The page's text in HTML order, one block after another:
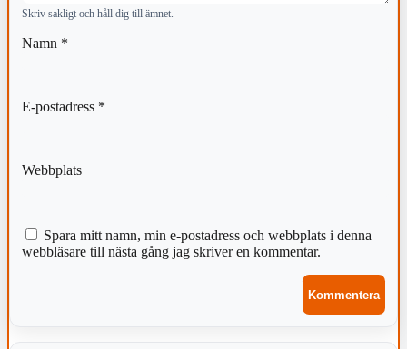
Skriv sakligt och håll dig till ämnet.
Namn *
E-postadress *
Webbplats
Spara mitt namn, min e-postadress och webbplats i denna
webbläsare till nästa gång jag skriver en kommentar.